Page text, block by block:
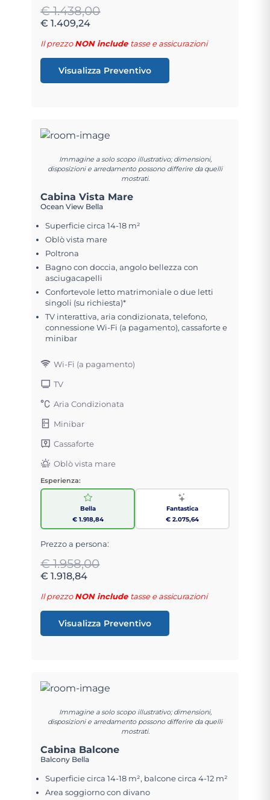
€ 1.438,00
€ 1.409,24
Il prezzoNON include tasse e assicurazioni
Visualizza Preventivo
Immagine a solo scopo illustrativo; dimensioni,
disposizioni e arredamento possono differire da quelli
mostrati.
Cabina Vista Mare
Ocean View Bella
Superficie circa 14-18 m²
Oblò vista mare
Poltrona
Bagno con doccia, angolo bellezza con
asciugacapelli
Confortevole letto matrimoniale o due letti
singoli (su richiesta)*
TV interattiva, aria condizionata, telefono,
connessione Wi-Fi (a pagamento), cassaforte e
minibar
Wi-Fi (a pagamento)
TV
Aria Condizionata
Minibar
Cassaforte
Oblò vista mare
Esperienza:
Bella
€ 1.918,84
Fantastica
€ 2.075,64
Prezzo a persona:
€ 1.958,00
€ 1.918,84
Il prezzoNON include tasse e assicurazioni
Visualizza Preventivo
Immagine a solo scopo illustrativo; dimensioni,
disposizioni e arredamento possono differire da quelli
mostrati.
Cabina Balcone
Balcony Bella
Superficie circa 14-18 m², balcone circa 4-12 m²
Area soggiorno con divano